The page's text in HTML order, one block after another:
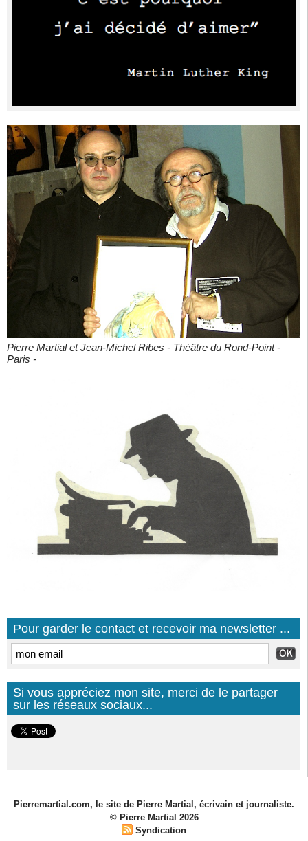
Pierre Martial et Jean-Michel Ribes - Théâtre du Rond-Point -
Paris -
Pour garder le contact et recevoir ma newsletter ...
Si vous appréciez mon site, merci de le partager
sur les réseaux sociaux...
Pierremartial.com, le site de Pierre Martial, écrivain et journaliste.
© Pierre Martial 2026
Syndication